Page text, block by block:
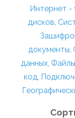
Интернет -
дисков,
документы,
данных,
код,